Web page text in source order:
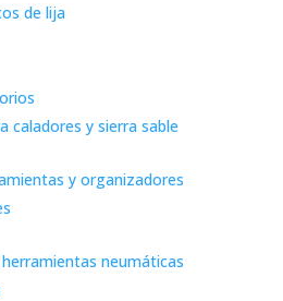
de lija
caladores y sierra sable
y organizadores
neumáticas